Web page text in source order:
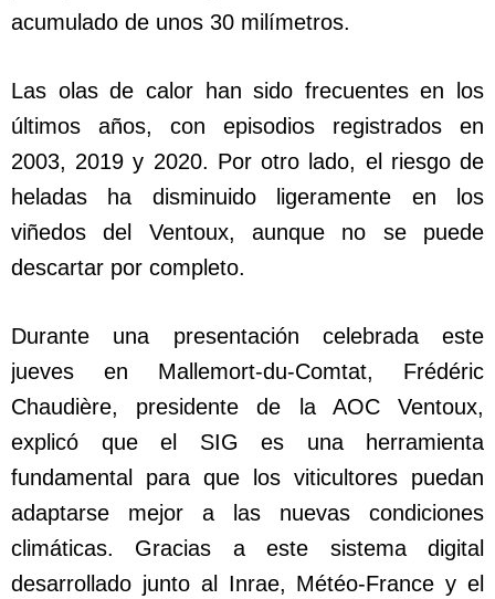
acumulado de unos 30 milímetros.
Las olas de calor han sido frecuentes en los
últimos años, con episodios registrados en
2003, 2019 y 2020. Por otro lado, el riesgo de
heladas ha disminuido ligeramente en los
viñedos del Ventoux, aunque no se puede
descartar por completo.
Durante una presentación celebrada este
jueves en Mallemort-du-Comtat, Frédéric
Chaudière, presidente de la AOC Ventoux,
explicó que el SIG es una herramienta
fundamental para que los viticultores puedan
adaptarse mejor a las nuevas condiciones
climáticas. Gracias a este sistema digital
desarrollado junto al Inrae, Météo-France y el